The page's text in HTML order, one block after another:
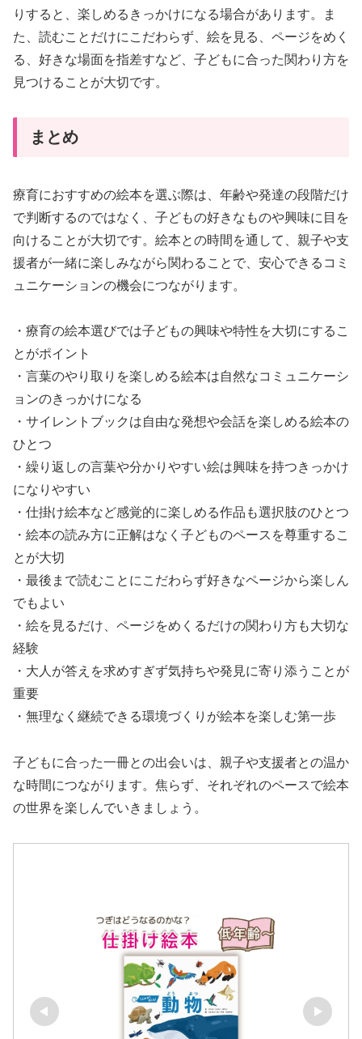
りすると、楽しめるきっかけになる場合があります。ま
た、読むことだけにこだわらず、絵を見る、ページをめく
る、好きな場面を指差すなど、子どもに合った関わり方を
見つけることが大切です。
まとめ
療育におすすめの絵本を選ぶ際は、年齢や発達の段階だけ
で判断するのではなく、子どもの好きなものや興味に目を
向けることが大切です。絵本との時間を通して、親子や支
援者が一緒に楽しみながら関わることで、安心できるコミ
ュニケーションの機会につながります。
・療育の絵本選びでは子どもの興味や特性を大切にするこ
とがポイント
・言葉のやり取りを楽しめる絵本は自然なコミュニケーシ
ョンのきっかけになる
・サイレントブックは自由な発想や会話を楽しめる絵本の
ひとつ
・繰り返しの言葉や分かりやすい絵は興味を持つきっかけ
になりやすい
・仕掛け絵本など感覚的に楽しめる作品も選択肢のひとつ
・絵本の読み方に正解はなく子どものペースを尊重するこ
とが大切
・最後まで読むことにこだわらず好きなページから楽しん
でもよい
・絵を見るだけ、ページをめくるだけの関わり方も大切な
経験
・大人が答えを求めすぎず気持ちや発見に寄り添うことが
重要
・無理なく継続できる環境づくりが絵本を楽しむ第一歩
子どもに合った一冊との出会いは、親子や支援者との温か
な時間につながります。焦らず、それぞれのペースで絵本
の世界を楽しんでいきましょう。